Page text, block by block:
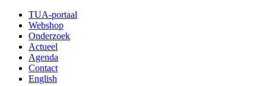
TUA-portaal
Webshop
Onderzoek
Actueel
Agenda
Contact
English